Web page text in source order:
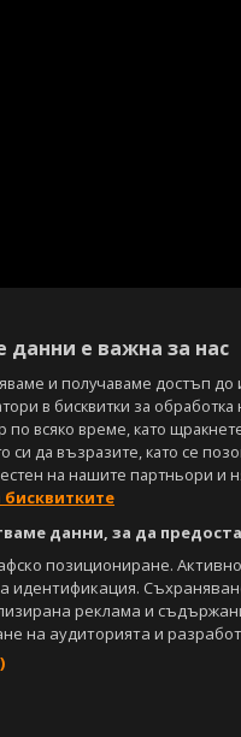
данни е важна за нас
и получаваме достъп
в бисквитки за
по всяко време, като
да възразите, като се
на нашите партньори и
данни, за да
позициониране.
идентификация.
реклама и
на аудиторията и